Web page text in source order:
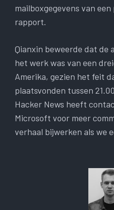
mailboxgegevens van
rapport.
Qianxin beweerde dat
het werk was van een
Amerika, gezien het feit
plaatsvonden tussen
Hacker News heeft
Microsoft voor meer
verhaal bijwerken als we